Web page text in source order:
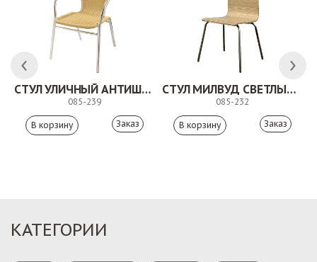
СТУЛ УЛИЧНЫЙ АНТИШОН
085-239
Заказ
СТУЛ МИЛВУД СВЕТЛЫЙ ШЕЛК
085-232
Заказ
КАТЕГОРИИ